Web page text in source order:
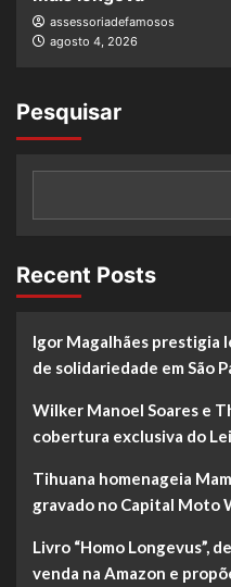
assessoriadefamosos
agosto 4, 2026
Pesquisar
Recent Posts
Igor Magalhães prestigia
de solidariedade em São
Wilker Manoel Soares e
cobertura exclusiva do
Tihuana homenageia
gravado no Capital Moto
Livro “Homo Longevus”,
venda na Amazon e